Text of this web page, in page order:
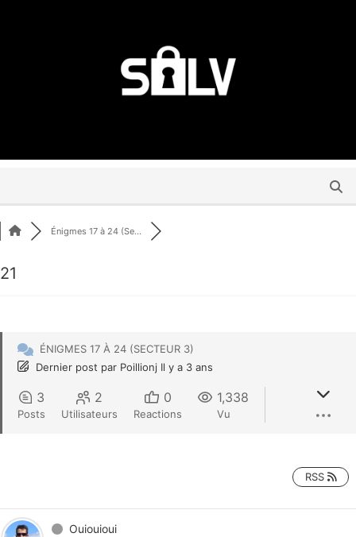
Énigmes 17 à 24 (Se...
21
ÉNIGMES 17 À 24 (SECTEUR 3)
Dernier post par Poillionj Il y a 3 ans
3
Posts
2
Utilisateurs
0
Reactions
1,338
Vu
RSS
Ouiouioui